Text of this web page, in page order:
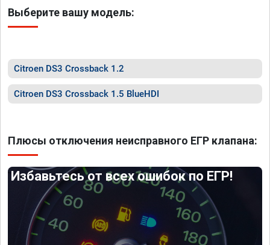
Выберите вашу модель:
Citroen DS3 Crossback 1.2
Citroen DS3 Crossback 1.5 BlueHDI
Плюсы отключения неисправного ЕГР клапана:
Избавьтесь от всех ошибок по ЕГР!